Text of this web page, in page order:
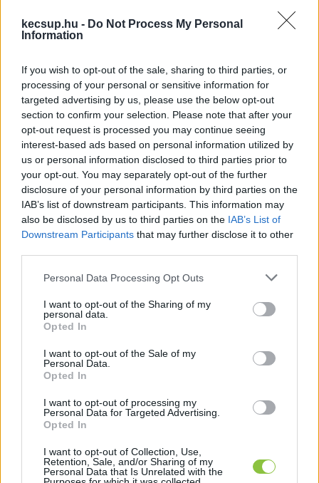
kecsup.hu - Do Not Process My Personal
Information
If you wish to opt-out of the sale, sharing to third parties, or
processing of your personal or sensitive information for
targeted advertising by us, please use the below opt-out
section to confirm your selection. Please note that after your
opt-out request is processed you may continue seeing
interest-based ads based on personal information utilized by
us or personal information disclosed to third parties prior to
your opt-out. You may separately opt-out of the further
disclosure of your personal information by third parties on the
IAB’s list of downstream participants. This information may
also be disclosed by us to third parties on the IAB’s List of
Downstream Participants that may further disclose it to other
Please note that this website/app uses one or more Google
not limited to your visit or usage behaviour. You may click to
grant or deny consent to Google and its third-party tags to
use your data for below specified purposes in below Google
consent section.
Personal Data Processing Opt Outs
I want to opt-out of the Sharing of my
personal data.
Opted In
I want to opt-out of the Sale of my
Personal Data.
Opted In
I want to opt-out of processing my
Personal Data for Targeted Advertising.
Opted In
I want to opt-out of Collection, Use,
Retention, Sale, and/or Sharing of my
Personal Data that Is Unrelated with the
megfelelő képesítésű szakembereket – fejtette ki
a fideszes politikus.
Hozzátette: ha ezek a feltételek rendelkezésre
állnak, a következő időszakban a problémák
megoldása viszonylag zökkenőmentes lehet,
segítve a földúthálózat jobb karbantartását, a
járdák és az elkopott közúti jelek folyamatos
pótlását.
Dobos József tanácsnok kért ezután szót. Ő is
hangsúlyozta, hogy a géppark rendelkezésre áll
ugyan, de gond van a munkaerővel. „
akarok belefolyni a fizetésekbe, de a polgármester
fizetést kap?” – tette fel a kérdést Szemereyné
Pataki Klaudiának
hogy az önkormányzat vizsgálja felül az
alacsony fizetéseket, mert nem lehet megfelelő